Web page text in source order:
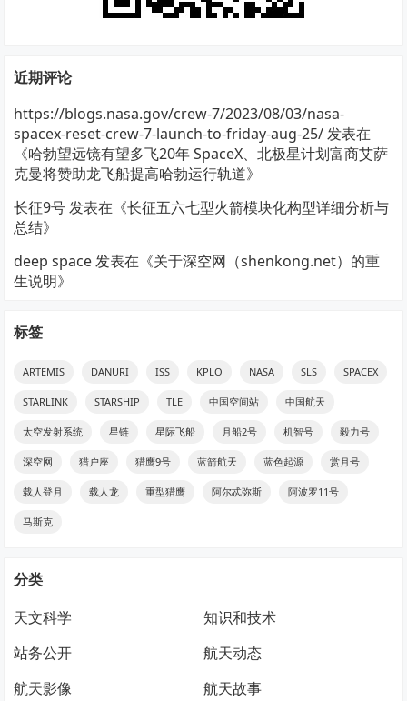
近期评论
https://blogs.nasa.gov/crew-7/2023/08/03/nasa-
spacex-reset-crew-7-launch-to-friday-aug-25/发表在
《哈勃望远镜有望多飞20年 SpaceX、北极星计划富商艾萨
克曼将赞助龙飞船提高哈勃运行轨道》
长征9号发表在《长征五六七型火箭模块化构型详细分析与
总结》
deep space发表在《关于深空网（shenkong.net）的重
生说明》
标签
ARTEMIS DANURI ISS KPLO NASA SLS SPACEX
STARLINK STARSHIP TLE 中国空间站 中国航天
太空发射系统 星链 星际飞船 月船2号 机智号 毅力号
深空网 猎户座 猎鹰9号 蓝箭航天 蓝色起源 赏月号
载人登月 载人龙 重型猎鹰 阿尔忒弥斯 阿波罗11号
马斯克
分类
天文科学
知识和技术
站务公开
航天动态
航天影像
航天故事